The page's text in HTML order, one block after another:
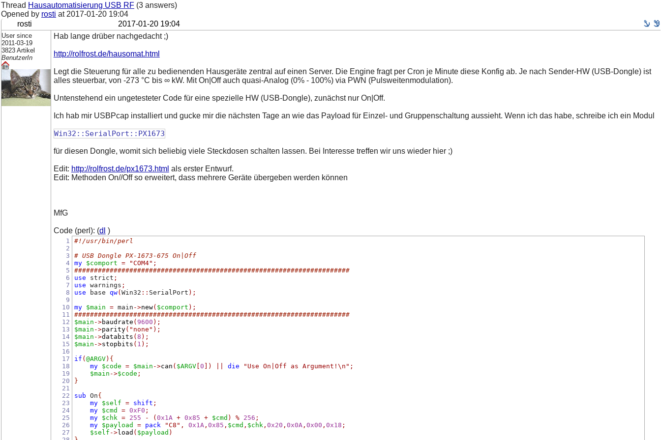
Thread Hausautomatisierung USB RF (3 answers)
Opened by rosti at 2017-01-20 19:04
rosti
2017-01-20 19:04
User since
2011-03-19
3823 Artikel
BenutzerIn
Hab lange drüber nachgedacht ;)
http://rolfrost.de/hausomat.html
Legt die Steuerung für alle zu bedienenden Hausgeräte zentral auf einen Server. Die Engine fragt per Cron je Minute diese Konfig ab. Je nach Sender-HW (USB-Dongle) ist
alles steuerbar, von -273 °C bis ∞ kW. Mit On|Off auch quasi-Analog (0% - 100%) via PWN (Pulsweitenmodulation).
Untenstehend ein ungetesteter Code für eine spezielle HW (USB-Dongle), zunächst nur On|Off.
Ich hab mir USBPcap installiert und gucke mir die nächsten Tage an wie das Payload für Einzel- und Gruppenschaltung aussieht. Wenn ich das habe, schreibe ich ein Modul
Win32::SerialPort::PX1673
für diesen Dongle, womit sich beliebig viele Steckdosen schalten lassen. Bei Interesse treffen wir uns wieder hier ;)
Edit: http://rolfrost.de/px1673.html als erster Entwurf.
Edit: Methoden On//Off so erweitert, dass mehrere Geräte übergeben werden können
MfG
Code (perl): (dl )
1
2
3
4
5
6
7
8
9
10
11
12
13
14
15
16
17
18
19
20
21
22
23
24
25
26
27
#!/usr/bin/perl
# USB Dongle PX-1673-675 On|Off
my
$comport = "COM4" ;
######################################################################
use strict ;
use warnings ;
use base qw( Win32 :: SerialPort );
my
$main = main ->new( $comport );
######################################################################
$main ->baudrate ( 9600 );
$main ->parity( "none" );
$main ->databits ( 8 );
$main ->stopbits ( 1 );
if ( @ARGV) {
my
$code = $main ->can ( $ARGV[ 0 ]) die "Use On|Off as Argument!\n" ;
$main ->$code ;
}
sub On{
my
$self = shift ;
my
$cmd = 0xF0 ;
my
$chk = 255 - ( 0x1A + 0x85 + $cmd ) % 256 ;
my
$payload = pack "C8" , 0x1A , 0x85 , $cmd , $chk , 0x20 , 0x0A , 0x00 , 0x18 ;
$self ->load ( $payload )